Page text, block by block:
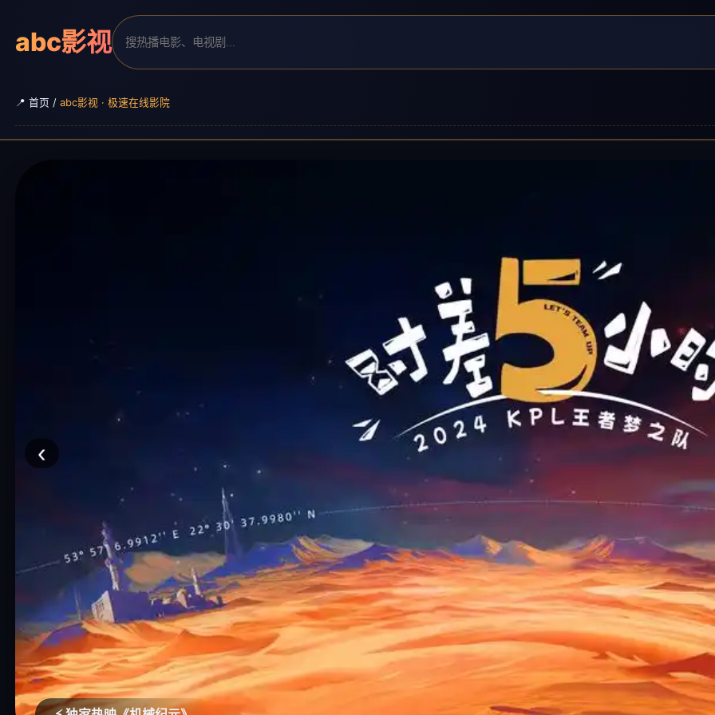
abc影视
📍 首页 /abc影视 · 极速在线影院
‹